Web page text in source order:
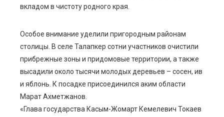
вкладом в чистоту родного края.
Особое внимание уделили пригородным районам
столицы. В селе Талапкер сотни участников очистили
прибрежные зоны и придомовые территории, а также
высадили около тысячи молодых деревьев – сосен, ив
и яблонь. К посадке присоединился аким области
Марат Ахметжанов.
«Глава государства Касым-Жомарт Кемелевич Токаев